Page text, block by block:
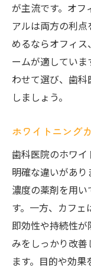
市川で
ホワイトニ
前歯ホ
訳
前歯の
ホワイ
前歯ホ
証
ホワイ
か実際
市川で
ルな声
が主流です。オフ
アルは両方の利
めるならオフィ
ームが適してい
わせて選び、歯
しましょう。
ホワイトニング
歯科医院のホワ
明確な違いがあ
濃度の薬剤を用
す。一方、カフェ
即効性や持続性
みをしっかり改
ます。目的や効